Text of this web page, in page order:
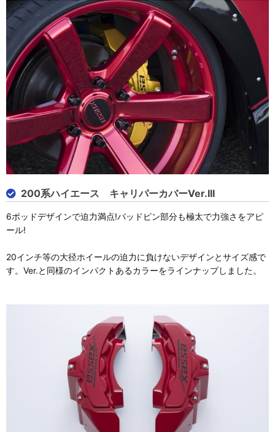
200系ハイエース キャリパーカバーVer.III
6ポッドデザインで迫力満点!バッドピン部分も極太で力強さをアピ
ール!
20インチ等の大径ホイールの迫力に負けないデザインとサイズ感で
す。Ver.と同様のインパクトあるカラーをラインナップしました。